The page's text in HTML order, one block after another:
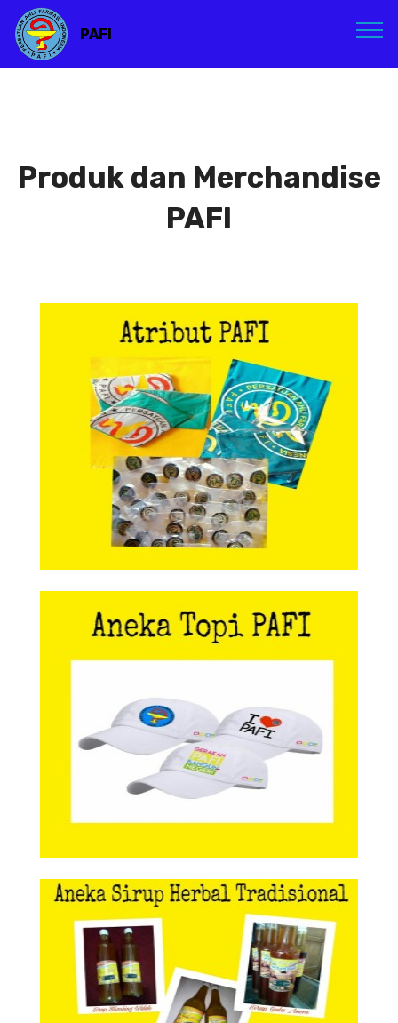
PAFI
Produk dan Merchandise
PAFI
Atribut PAFI
Atribut PAFI
Aneka Topi PAFI
Aneka Sirup Herbal Tradisional
Aneka Sirup Herbal
Tradisional